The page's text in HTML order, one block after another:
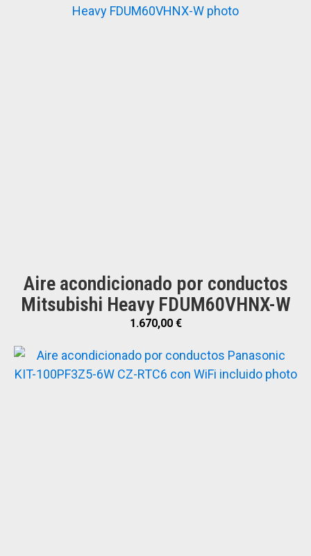
Aire acondicionado por conductos
Mitsubishi Heavy FDUM60VHNX-W
1.670,00 €